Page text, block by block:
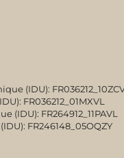
(IDU):
FR036212_01MXVL
(IDU): FR264912_11PAVL
FR246148_05OQZY